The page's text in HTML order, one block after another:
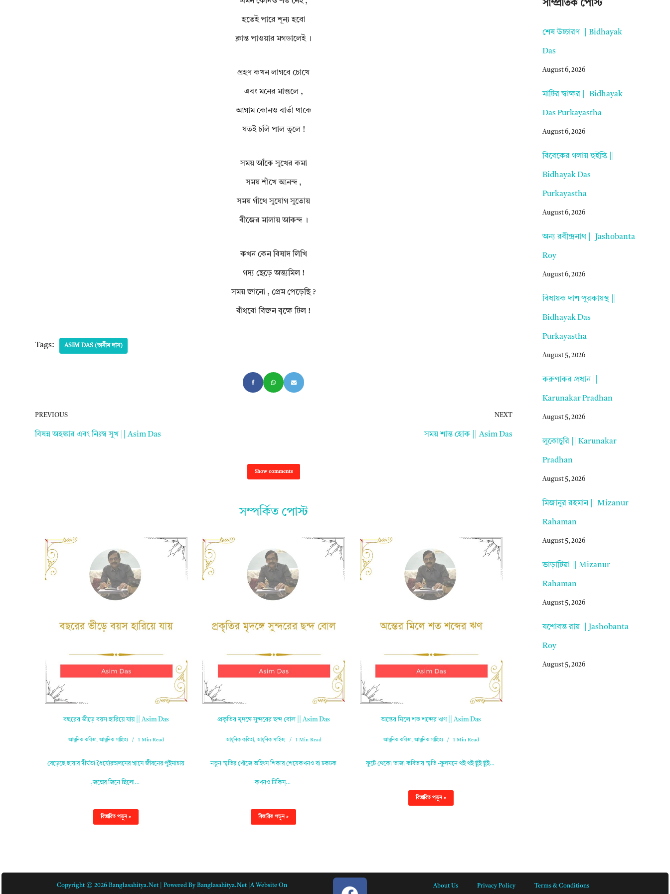
হতেই পারে শূন্য হবো
ক্লান্ত পাওয়ার মগডালেই ।
গ্রহণ কখন লাগবে চোখে
এবং মনের মাস্তুলে ,
আগাম কোনও বার্তা থাকে
যতই চলি পাল তুলে !
সময় আঁকে সুখের কমা
সময় শাঁখে আনন্দ ,
সময় গাঁথে সুযোগ সুতোয়
বীজের মালায় আকন্দ ।
কখন কেন বিষাদ লিখি
গদ্য ছেড়ে অন্ত্যমিল !
সময় জানো , প্রেম পেড়েছি ?
বাঁধবো বিজন বৃক্ষে ঢিল !
Tags: ASIM DAS (অসীম দাস)
PREVIOUS
বিষন্ন অহঙ্কার এবং নিঃস্ব সুখ || Asim Das
NEXT
সময় শান্ত হোক || Asim Das
Show comments
সম্পর্কিত পোস্ট
বছরের ভীড়ে বয়স হারিয়ে যায় || Asim Das
আধুনিক কবিতা,আধুনিক সাহিত্য 1 Min Read
বেড়েছে ছায়ার দীর্ঘতা ধৈর্য্যেরঅলসের শ্বাসে জীবনের পুঁইমাচায়
,জন্মের জিনে ছিলো…
বিস্তারিত পড়ুন »
প্রকৃতির মৃদঙ্গে সুন্দরের ছন্দ বোল || Asim Das
আধুনিক কবিতা,আধুনিক সাহিত্য 1 Min Read
নতুন স্মৃতির খোঁজে অহিংস শিকার শেষেকখনও বা ঢকঢক
কখনও ঢিকিস্…
বিস্তারিত পড়ুন »
অন্তের মিলে শত শব্দের ঋণ || Asim Das
আধুনিক কবিতা,আধুনিক সাহিত্য 1 Min Read
ফুটে থেকো তাজা কবিতায় স্মৃতি -ফুলমনে থই থই ছুঁই ছুঁই…
বিস্তারিত পড়ুন »
সাম্প্রতিক পোস্ট
শেষ উচ্চারণ || Bidhayak
Das
August 6, 2026
মাটির স্বাক্ষর || Bidhayak
Das Purkayastha
August 6, 2026
বিবেকের গলায় হুইস্কি ||
Bidhayak Das
Purkayastha
August 6, 2026
অন্য রবীন্দ্রনাথ || Jashobanta
Roy
August 6, 2026
বিধায়ক দাশ পুরকায়স্থ ||
Bidhayak Das
Purkayastha
August 5, 2026
করুণাকর প্রধান ||
Karunakar Pradhan
August 5, 2026
লুকোচুরি || Karunakar
Pradhan
August 5, 2026
মিজানুর রহমান || Mizanur
Rahaman
August 5, 2026
ভাড়াটিয়া || Mizanur
Rahaman
August 5, 2026
যশোবন্ত রায় || Jashobanta
Roy
August 5, 2026
Copyright © 2026 Banglasahitya.net | Powered By Banglasahitya.net |A Website On About Us Privacy Policy Terms & Conditions